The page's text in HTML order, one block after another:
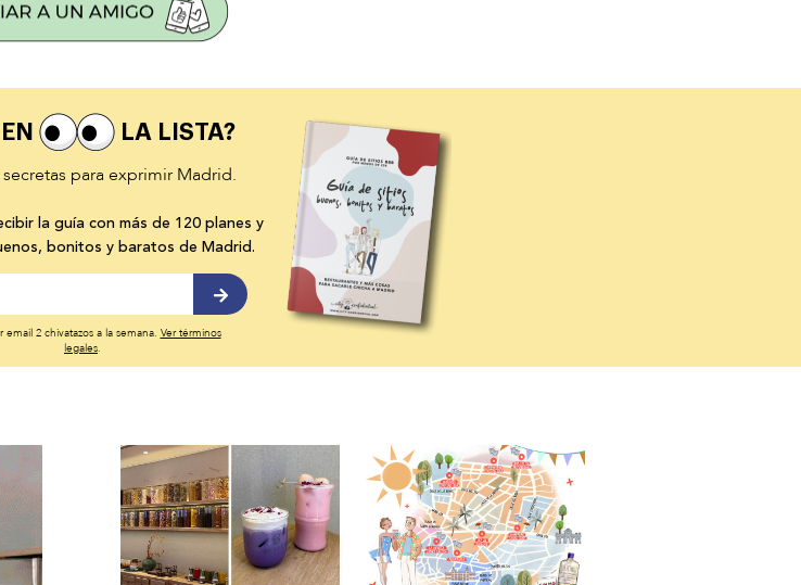
LA LISTA?
para exprimir Madrid.
la guía con más de 120 planes y
bonitos y baratos de Madrid.
email 2 chivatazos a la semana. Ver términos
legales.